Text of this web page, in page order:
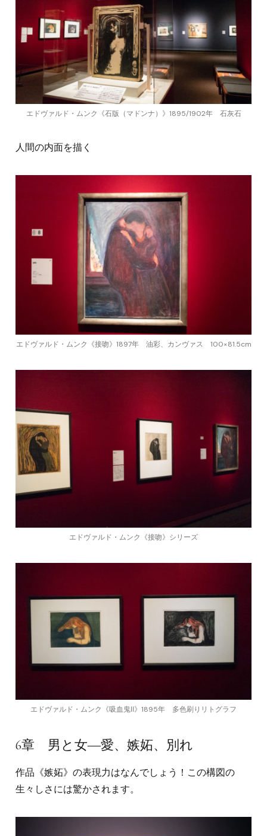
エドヴァルド・ムンク《石版（マドンナ）》1895/1902年 石灰石
人間の内面を描く
エドヴァルド・ムンク《接吻》1897年 油彩、カンヴァス 100×81.5cm
エドヴァルド・ムンク《接吻》シリーズ
エドヴァルド・ムンク《吸血鬼Ⅱ》1895年 多色刷りリトグラフ
6章 男と女―愛、嫉妬、別れ
作品《嫉妬》の表現力はなんでしょう！この構図の
生々しさには驚かされます。